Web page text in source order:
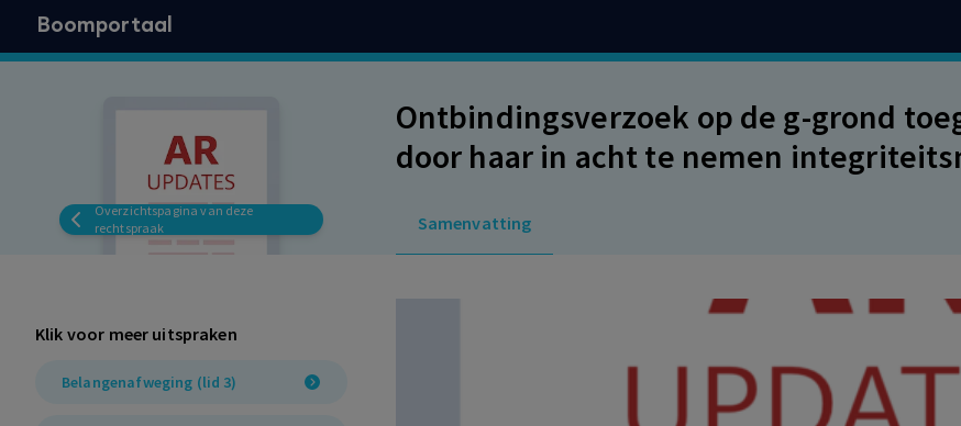
Boomportaal
Overzichtspagina van deze
rechtspraak
Ontbindingsverzoek op de g-grond
door haar in acht te nemen
andere leden van het
Samenvatting
Klik voor meer uitspraken
Belangenafweging (lid 3)